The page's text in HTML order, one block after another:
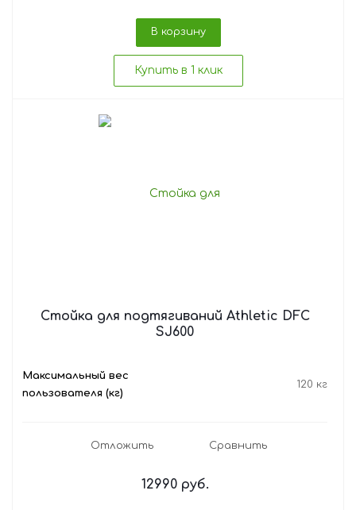
В корзину
Купить в 1 клик
Стойка для подтягиваний Athletic DFC
SJ600
Максимальный вес
пользователя (кг)
120 кг
Отложить Сравнить
12990 руб.